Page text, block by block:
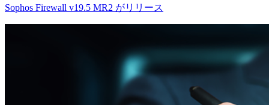
Sophos Firewall v19.5 MR2 がリリース